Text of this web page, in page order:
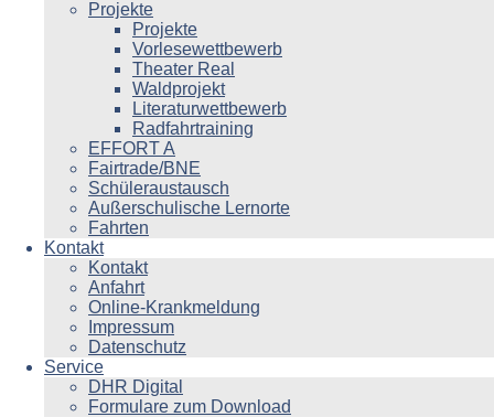
Projekte
Projekte
Vorlesewettbewerb
Theater Real
Waldprojekt
Literaturwettbewerb
Radfahrtraining
EFFORT A
Fairtrade/BNE
Schüleraustausch
Außerschulische Lernorte
Fahrten
Kontakt
Kontakt
Anfahrt
Online-Krankmeldung
Impressum
Datenschutz
Service
DHR Digital
Formulare zum Download